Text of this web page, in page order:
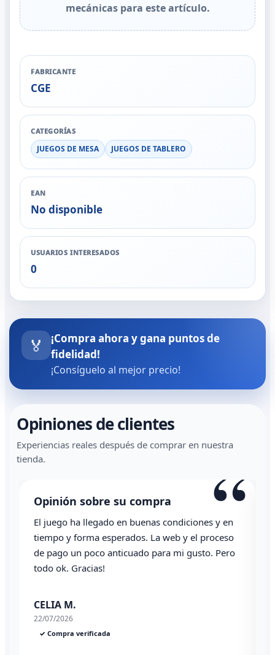
mecánicas para este artículo.
FABRICANTE
CGE
CATEGORÍAS
JUEGOS DE MESA JUEGOS DE TABLERO
EAN
No disponible
USUARIOS INTERESADOS
0
🏅
¡Compra ahora y gana puntos de
fidelidad!
¡Consíguelo al mejor precio!
Opiniones de clientes
Experiencias reales después de comprar en nuestra
tienda.
“
Opinión sobre su compra
El juego ha llegado en buenas condiciones y en
tiempo y forma esperados. La web y el proceso
de pago un poco anticuado para mi gusto. Pero
todo ok. Gracias!
CELIA M.
22/07/2026
✓ Compra verificada